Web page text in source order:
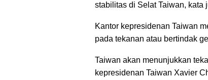
stabilitas di Selat Taiwan, kata
Kantor kepresidenan Taiwan
pada tekanan atau bertindak
Taiwan akan menunjukkan
kepresidenan Taiwan Xavier